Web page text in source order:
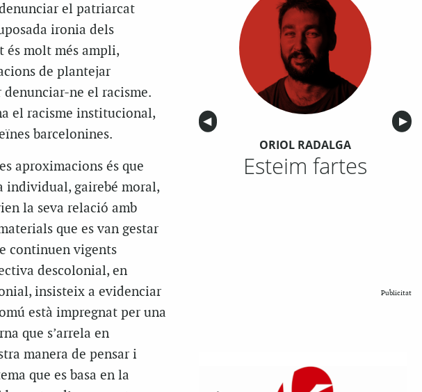
el patriarcat
ironia dels
és molt més ampli,
de plantejar
ne el racisme.
el racisme institucional,
barcelonines.
aproximacions és que
individual, gairebé moral,
la seva relació amb
que es van gestar
continuen vigents
descolonial, en
insisteix a evidenciar
està impregnat per una
que s’arrela en
manera de pensar i
que es basa en la
Anterior
◀︎ ▶︎
ORIOL RADALGA
Esteim fartes
Publicitat